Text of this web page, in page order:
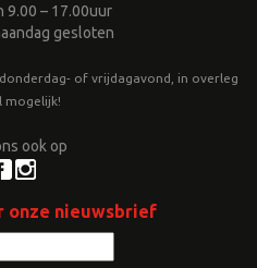
9.00 – 17.00uur
gesloten
of vrijdagavond, in overleg
mogelijk!
ook op
onze nieuwsbrief